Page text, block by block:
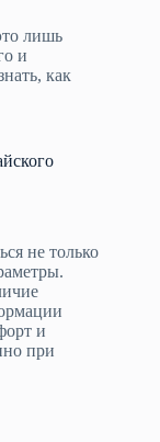
лишь
и
как
не только
и
при